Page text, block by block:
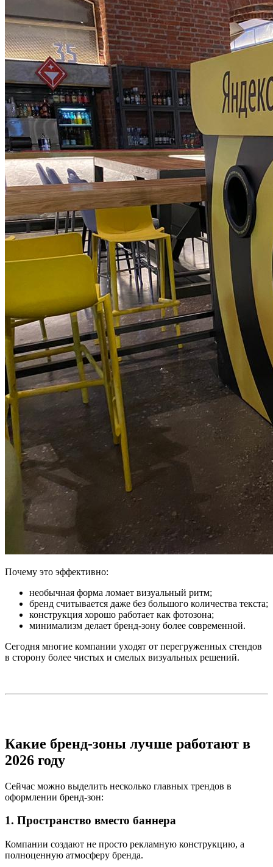
Почему это эффективно:
необычная форма ломает визуальный ритм;
бренд считывается даже без большого количества текста;
конструкция хорошо работает как фотозона;
минимализм делает бренд-зону более современной.
Сегодня многие компании уходят от перегруженных стендов
в сторону более чистых и смелых визуальных решений.
Какие бренд-зоны лучше работают в
2026 году
Сейчас можно выделить несколько главных трендов в
оформлении бренд-зон:
1. Пространство вместо баннера
Компании создают не просто рекламную конструкцию, а
полноценную атмосферу бренда.